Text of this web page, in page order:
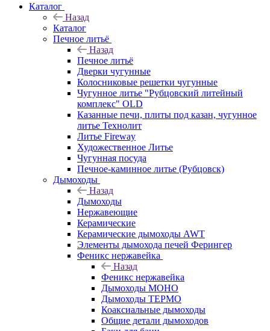
Каталог
Назад
Каталог
Печное литьё
Назад
Печное литьё
Дверки чугунные
Колосниковые решетки чугунные
Чугунное литье "Рубцовский литейный
комплекс" OLD
Казанные печи, плиты под казан, чугунное
литье Технолит
Литье Fireway
Художественное Литье
Чугунная посуда
Печное-каминное литье (Рубцовск)
Дымоходы
Назад
Дымоходы
Нержавеющие
Керамические
Керамические дымоходы AWT
Элементы дымохода печей Ферингер
Феникс нержавейка
Назад
Феникс нержавейка
Дымоходы МОНО
Дымоходы ТЕРМО
Коаксиальные дымоходы
Общие детали дымоходов